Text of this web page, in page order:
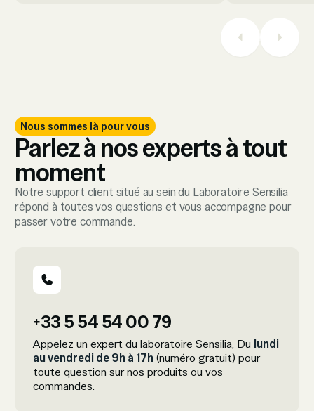
Nous sommes là pour vous
Parlez à nos experts à tout
moment
Notre support client situé au sein du Laboratoire Sensilia
répond à toutes vos questions et vous accompagne pour
passer votre commande.
+33 5 54 54 00 79
Appelez un expert du laboratoire Sensilia, Du lundi
au vendredi de 9h à 17h(numéro gratuit) pour
toute question sur nos produits ou vos
commandes.